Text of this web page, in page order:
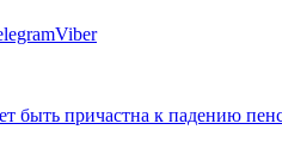
Viber
быть причастна к падению